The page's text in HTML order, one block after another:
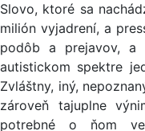
Slovo, ktoré sa
milión vyjadrení, a
podôb a prejavov,
autistickom spektre
Zvláštny, iný,
zároveň tajuplne
potrebné o ňom